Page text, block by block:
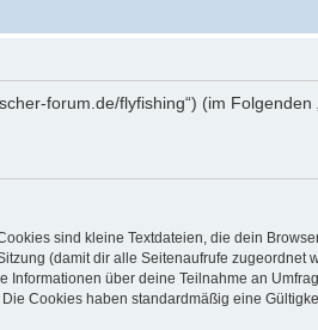
forum.de/flyfishing“) (im
sind kleine Textdateien, die dein
(damit dir alle Seitenaufrufe
über deine Teilnahme an
Cookies haben standardmäßig eine